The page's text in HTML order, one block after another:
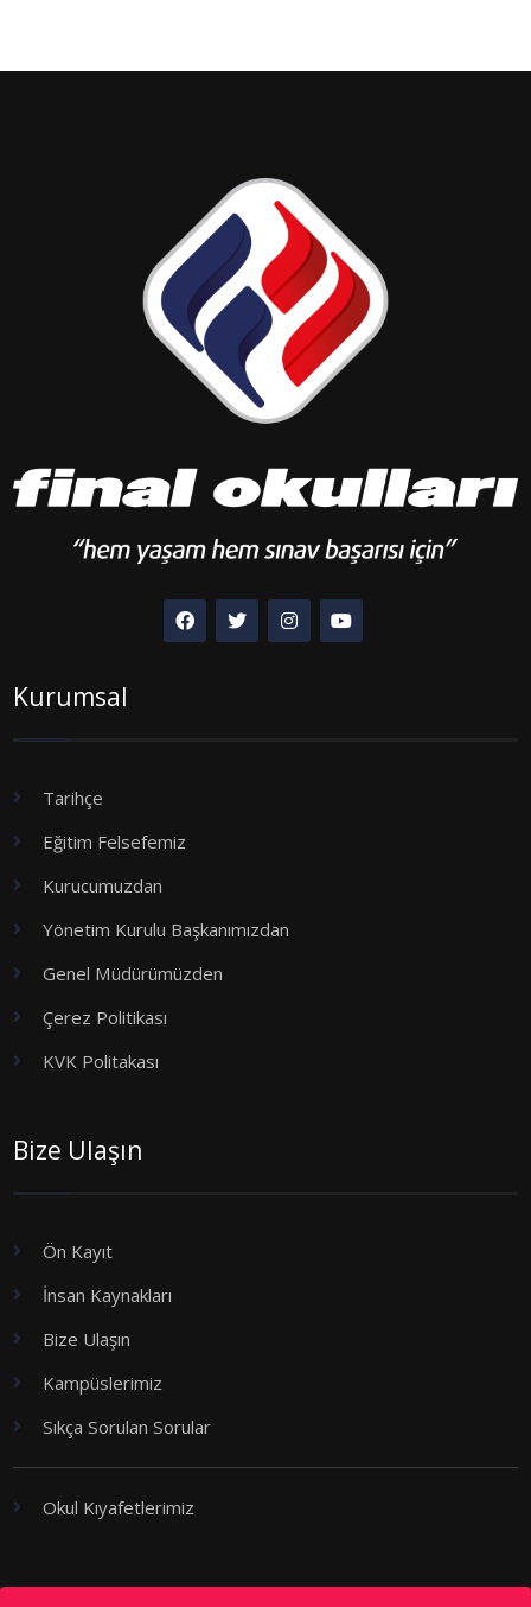
Kurumsal
Tarihçe
Eğitim Felsefemiz
Kurucumuzdan
Yönetim Kurulu Başkanımızdan
Genel Müdürümüzden
Çerez Politikası
KVK Politakası
Bize Ulaşın
Ön Kayıt
İnsan Kaynakları
Bize Ulaşın
Kampüslerimiz
Sıkça Sorulan Sorular
Okul Kıyafetlerimiz
Kademeler